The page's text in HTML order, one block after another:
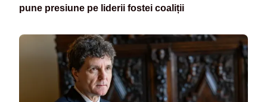
pune presiune pe liderii fostei coaliții